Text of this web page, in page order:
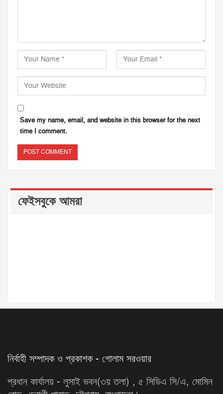
Save my name, email, and website in this browser for the next
time I comment.
ফেইসবুকে আমরা
নির্বাহী সম্পাদক ও প্রকাশক - গোলাম সরওয়ার
প্রধান কার্যালয় - লুসাই ভবন(৩য় তলা) , ৫ সিডিএ সি/এ, মোমিন